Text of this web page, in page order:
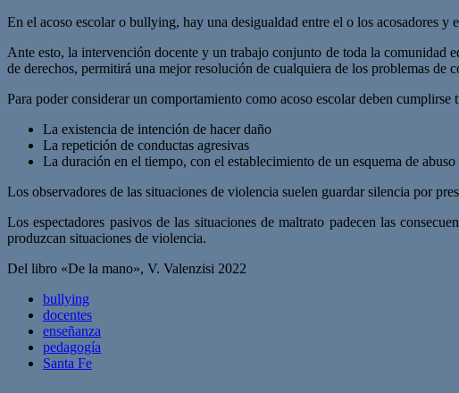
En el acoso escolar o bullying, hay una desigualdad entre el o los acosadores
Ante esto, la intervención docente y un trabajo conjunto de toda la comunidad
de derechos, permitirá una mejor resolución de cualquiera de los problemas de
Para poder considerar un comportamiento como acoso escolar deben
La existencia de intención de hacer daño
La repetición de conductas agresivas
La duración en el tiempo, con el establecimiento de un esquema de
Los observadores de las situaciones de violencia suelen guardar silencia por
Los espectadores pasivos de las situaciones de maltrato padecen las
produzcan situaciones de violencia.
Del libro «De la mano», V. Valenzisi 2022
bullying
docentes
enseñanza
pedagogía
Santa Fe